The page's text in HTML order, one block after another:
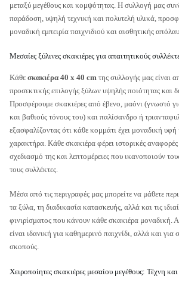
μεταξύ μεγέθους και κομψότητας. Η συλλογή μας
παράδοση, υψηλή τεχνική και πολυτελή υλικά,
μοναδική εμπειρία παιχνιδιού και αισθητικής
Μεσαίες ξύλινες σκακιέρες για απαιτητικούς
Κάθε σκακιέρα 40 x 40 cm της συλλογής μας είναι
προσεκτικής επιλογής ξύλων υψηλής ποιότητας και
Προσφέρουμε σκακιέρες από έβενο, μαόνι (γνωστό
και βαθιούς τόνους του) και παλίσανδρο ή
εξασφαλίζοντας ότι κάθε κομμάτι έχει μοναδική υφή
χαρακτήρα. Κάθε σκακιέρα φέρει ιστορικές
σχεδιασμό της και λεπτομέρειες που ικανοποιούν
τους συλλέκτες.
Μέσα από τις περιγραφές μας μπορείτε να μάθετε
τα ξύλα, τη διαδικασία κατασκευής, αλλά και τις
φινιρίσματος που κάνουν κάθε σκακιέρα μοναδική.
είναι ιδανική για καθημερινό παιχνίδι, αλλά και για
σκοπούς.
Χειροποίητες σκακιέρες μεσαίου μεγέθους: Τέχνη και